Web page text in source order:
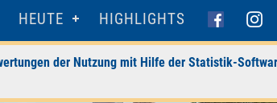
HEUTE HIGHLIGHTS
der Nutzung mit Hilfe der Statistik-